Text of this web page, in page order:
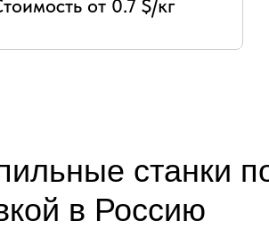
от 0.7 $/кг
станки
в Россию